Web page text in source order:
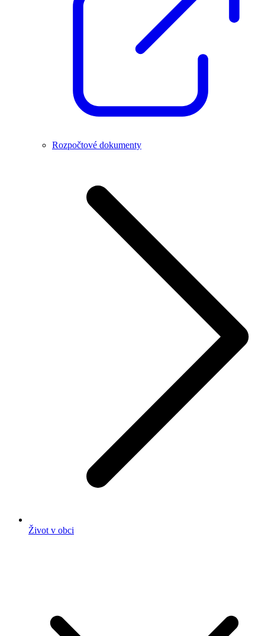
Rozpočtové dokumenty
Život v obci